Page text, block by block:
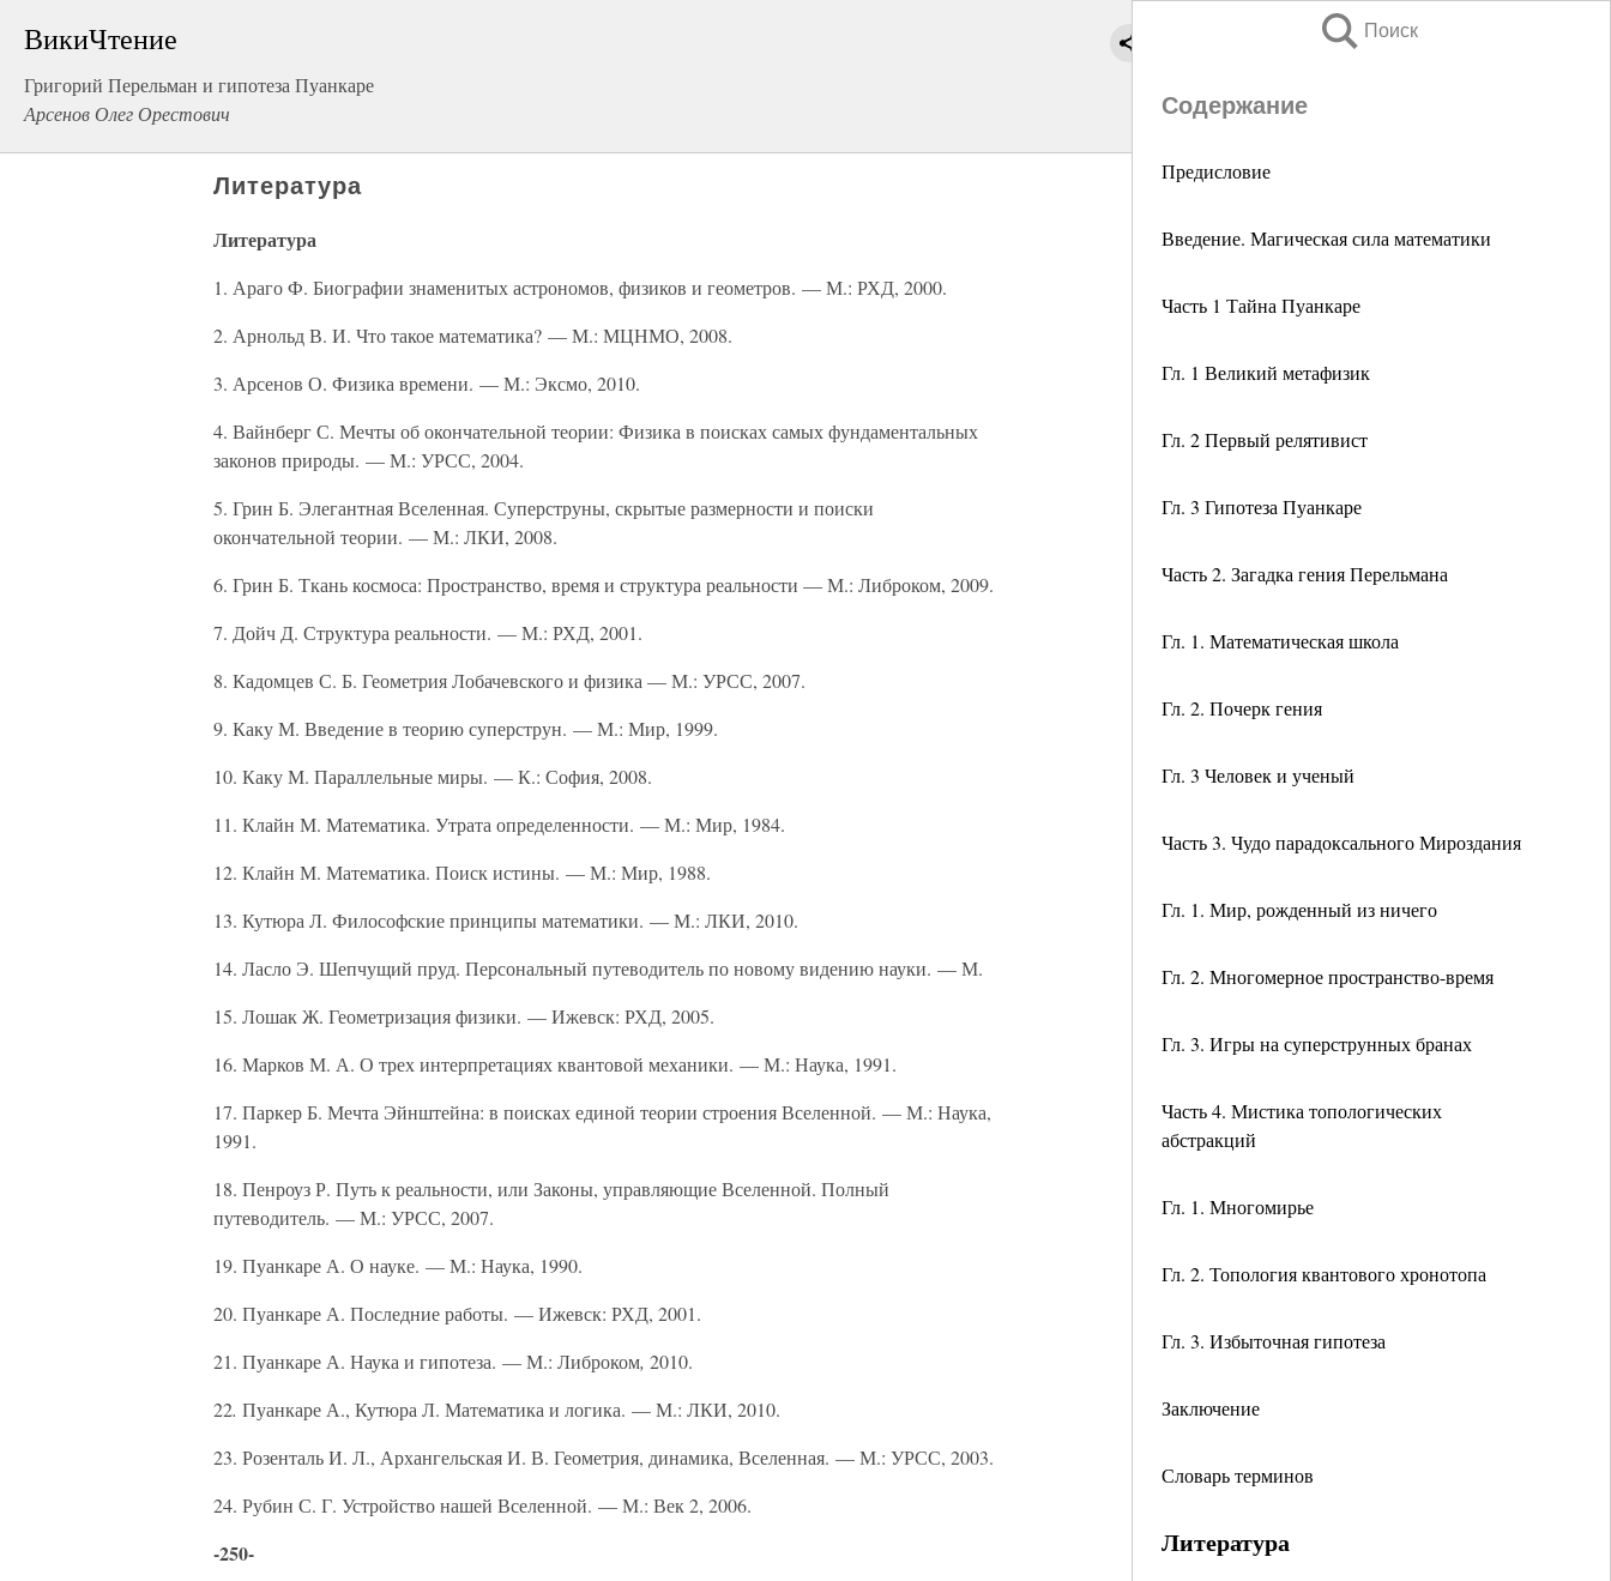
ВикиЧтение
Григорий Перельман и гипотеза Пуанкаре
Арсенов Олег Орестович
Поиск
Содержание
Предисловие
Введение. Магическая сила математики
Часть 1 Тайна Пуанкаре
Гл. 1 Великий метафизик
Гл. 2 Первый релятивист
Гл. 3 Гипотеза Пуанкаре
Часть 2. Загадка гения Перельмана
Гл. 1. Математическая школа
Гл. 2. Почерк гения
Гл. 3 Человек и ученый
Часть 3. Чудо парадоксального Мироздания
Гл. 1. Мир, рожденный из ничего
Гл. 2. Многомерное пространство-время
Гл. 3. Игры на суперструнных бранах
Часть 4. Мистика топологических
абстракций
Гл. 1. Многомирье
Гл. 2. Топология квантового хронотопа
Гл. 3. Избыточная гипотеза
Заключение
Словарь терминов
Литература
Литература
Литература
1. Араго Ф. Биографии знаменитых астрономов, физиков и геометров. — М.: РХД, 2000.
2. Арнольд В. И. Что такое математика? — М.: МЦНМО, 2008.
3. Арсенов О. Физика времени. — М.: Эксмо, 2010.
4. Вайнберг С. Мечты об окончательной теории: Физика в поисках самых фундаментальных
законов природы. — М.: УРСС, 2004.
5. Грин Б. Элегантная Вселенная. Суперструны, скрытые размерности и поиски
окончательной теории. — М.: ЛКИ, 2008.
6. Грин Б. Ткань космоса: Пространство, время и структура реальности — М.: Либроком, 2009.
7. Дойч Д. Структура реальности. — М.: РХД, 2001.
8. Кадомцев С. Б. Геометрия Лобачевского и физика — М.: УРСС, 2007.
9. Каку М. Введение в теорию суперструн. — М.: Мир, 1999.
10. Каку М. Параллельные миры. — К.: София, 2008.
11. Клайн М. Математика. Утрата определенности. — М.: Мир, 1984.
12. Клайн М. Математика. Поиск истины. — М.: Мир, 1988.
13. Кутюра Л. Философские принципы математики. — М.: ЛКИ, 2010.
14. Ласло Э. Шепчущий пруд. Персональный путеводитель по новому видению науки. — М.
15. Лошак Ж. Геометризация физики. — Ижевск: РХД, 2005.
16. Марков М. А. О трех интерпретациях квантовой механики. — М.: Наука, 1991.
17. Паркер Б. Мечта Эйнштейна: в поисках единой теории строения Вселенной. — М.: Наука,
1991.
18. Пенроуз Р. Путь к реальности, или Законы, управляющие Вселенной. Полный
путеводитель. — М.: УРСС, 2007.
19. Пуанкаре А. О науке. — М.: Наука, 1990.
20. Пуанкаре А. Последние работы. — Ижевск: РХД, 2001.
21. Пуанкаре А. Наука и гипотеза. — М.: Либроком, 2010.
22. Пуанкаре А., Кутюра Л. Математика и логика. — М.: ЛКИ, 2010.
23. Розенталь И. Л., Архангельская И. В. Геометрия, динамика, Вселенная. — М.: УРСС, 2003.
24. Рубин С. Г. Устройство нашей Вселенной. — М.: Век 2, 2006.
-250-